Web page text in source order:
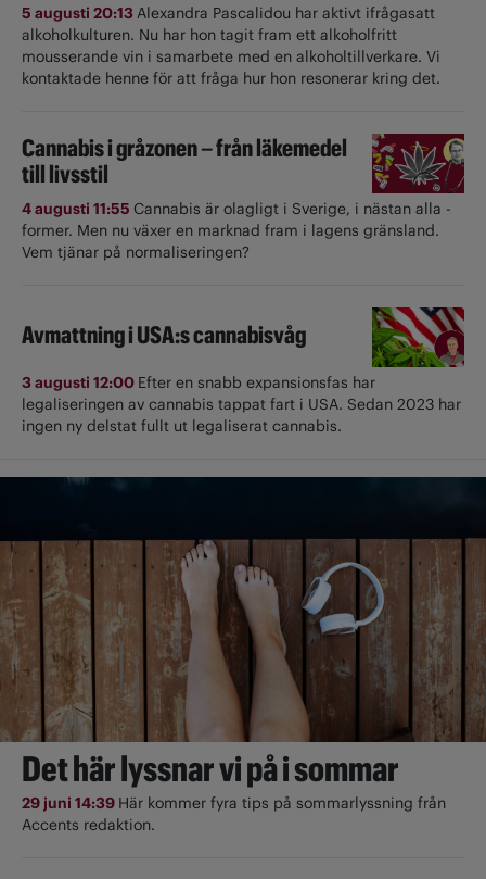
5 augusti 20:13 Alexandra Pascalidou har aktivt ifrågasatt
alkoholkulturen. Nu har hon tagit fram ett alkoholfritt
mousserande vin i samarbete med en alkoholtillverkare. Vi
kontaktade henne för att fråga hur hon resonerar kring det.
Cannabis i gråzonen – från läkemedel
till livsstil
4 augusti 11:55 Cannabis är olagligt i ­Sverige, i nästan alla ­
former. Men nu växer en marknad fram i lagens gränsland.
Vem tjänar på normaliseringen?
Avmattning i USA:s cannabisvåg
3 augusti 12:00 Efter en snabb expansionsfas har
legaliseringen av cannabis tappat fart i USA. Sedan 2023 har
ingen ny delstat fullt ut ­legaliserat cannabis.
Det här lyssnar vi på i sommar
29 juni 14:39 Här kommer fyra tips på sommarlyssning från
Accents redaktion.